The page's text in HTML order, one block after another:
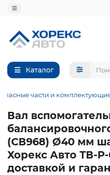
Каталог
части и
Вал
(СВ968) Ø40 мм
Хорекс Авто ТВ-
доставкой и